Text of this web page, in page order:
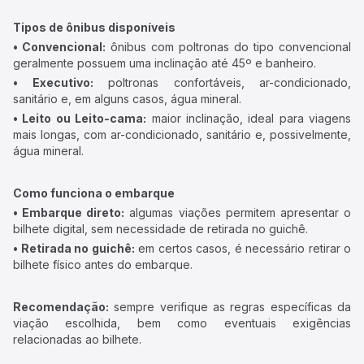
Tipos de ônibus disponíveis
• Convencional: ônibus com poltronas do tipo convencional
geralmente possuem uma inclinação até 45º e banheiro.
• Executivo: poltronas confortáveis, ar-condicionado,
sanitário e, em alguns casos, água mineral.
• Leito ou Leito-cama: maior inclinação, ideal para viagens
mais longas, com ar-condicionado, sanitário e, possivelmente,
água mineral.
Como funciona o embarque
• Embarque direto: algumas viações permitem apresentar o
bilhete digital, sem necessidade de retirada no guichê.
• Retirada no guichê: em certos casos, é necessário retirar o
bilhete físico antes do embarque.
Recomendação: sempre verifique as regras específicas da
viação escolhida, bem como eventuais exigências
relacionadas ao bilhete.